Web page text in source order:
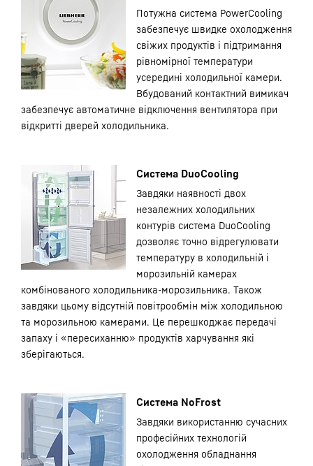
Потужна система PowerCooling
забезпечує швидке охолодження
свіжих продуктів і підтримання
рівномірної температури
усередині холодильної камери.
Вбудований контактний вимикач
забезпечує автоматичне відключення вентилятора при
відкритті дверей холодильника.
Система DuoCooling
Завдяки наявності двох
незалежних холодильних
контурів система DuoCooling
дозволяє точно відрегулювати
температуру в холодильній і
морозильній камерах
комбінованого холодильника-морозильника. Також
завдяки цьому відсутній повітрообмін між холодильною
та морозильною камерами. Це перешкоджає передачі
запаху і «пересиханню» продуктів харчування які
зберігаються.
Система NoFrost
Завдяки використанню сучасних
професійних технологій
охолодження обладнання